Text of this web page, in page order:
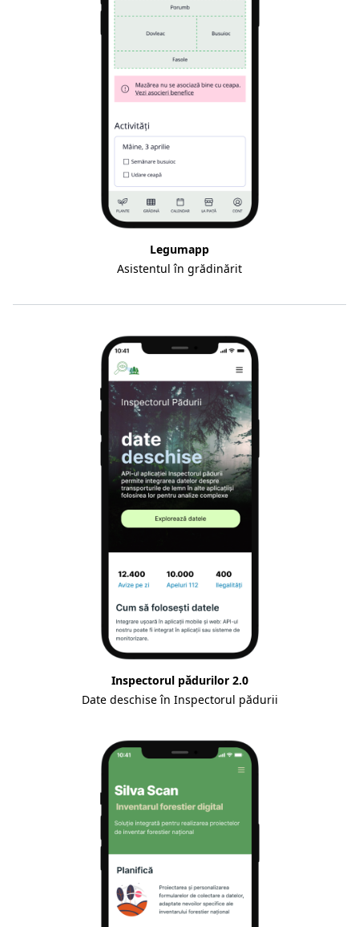
Legumapp
Asistentul în grădinărit
Inspectorul pădurilor 2.0
Date deschise în Inspectorul pădurii